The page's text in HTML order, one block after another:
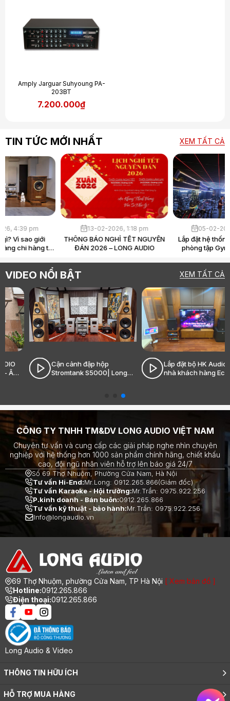
Amply Jarguar Suhyoung PA-
203BT
7.200.000₫
TIN TỨC MỚI NHẤT XEM TẤT CẢ
30-03-2026, 4:39 pm
Loa Hi-End là gì? Vì sao giới
audiophile sẵn sàng chi hàng tỷ
13-02-2026, 1:18 pm
THÔNG BÁO NGHỈ TẾT NGUYÊN
ĐÁN 2026 – LONG AUDIO
VIDEO NỔI BẬT XEM TẤT CẢ
Cận cảnh đập hộp
Stromtank S5000| Long
Audio - Âm thanh Hi-End
Lắp đặt bộ HK Audio tại
nhà khách hàng Ecopark|
Long Audio - Âm thanh Hi-
CÔNG TY TNHH TM&DV LONG AUDIO VIỆT NAM
Chuyên tư vấn và cung cấp các giải pháp nghe nhìn chuyên
nghiệp với hệ thống hơn 1000 sản phẩm chính hãng, chiết khấu
cao, đội ngũ nhân viên hỗ trợ lên báo giá 24/7
Số 69 Thợ Nhuộm, Phường Cửa Nam, Hà Nội
Tư vấn Hi-End:Mr.Long: 0912.265.866(Giám đốc)
Tư vấn Karaoke - Hội trường:Mr.Trần: 0975.922.256
P.kinh doanh - Bán buôn:0912.265.866
Tư vấn kỹ thuật - bảo hành:Mr.Trần: 0975.922.256
Info@longaudio.vn
69 Thợ Nhuộm, phường Cửa Nam, TP Hà Nội [ Xem bản đồ ]
Hotline:0912.265.866
Điện thoại:0912.265.866
Long Audio & Video
THÔNG TIN HỮU ÍCH
Giới thiệu
Tuyển dụng
HỖ TRỢ MUA HÀNG